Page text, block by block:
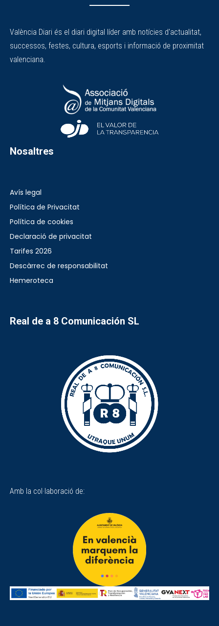
València Diari és el diari digital líder amb notícies d'actualitat,
successos, festes, cultura, esports i informació de proximitat
valenciana.
Nosaltres
Avís legal
Política de Privacitat
Política de cookies
Declaració de privacitat
Tarifes 2026
Descàrrec de responsabilitat
Hemeroteca
Real de a 8 Comunicación SL
Amb la col·laboració de: